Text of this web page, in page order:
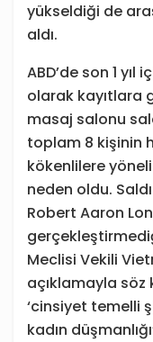
yükseldiği de
aldı.
ABD’de son 1 yıl
olarak kayıtlara
masaj salonu
toplam 8 kişinin
kökenlilere
neden oldu.
Robert Aaron
Meclisi Vekili
açıklamayla söz
‘cinsiyet temelli
kadın